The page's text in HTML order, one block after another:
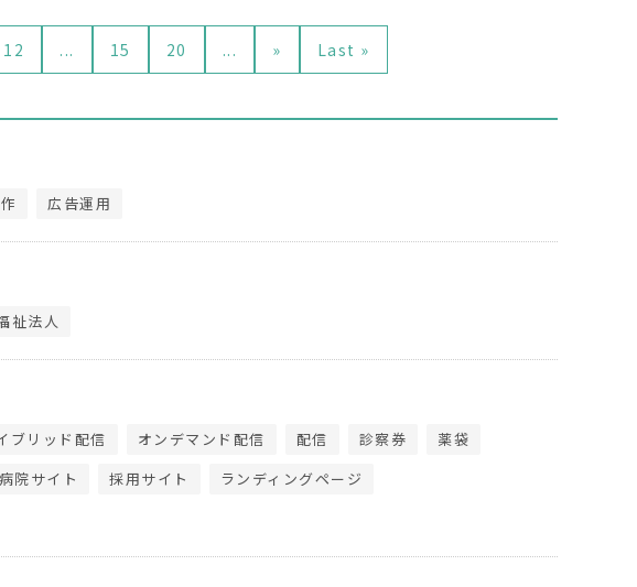
12 ... 15 20 ... » Last »
広告運用
祉法人
ブリッド配信 オンデマンド配信 配信 診察券
薬袋
病院サイト 採用サイト
ランディングページ